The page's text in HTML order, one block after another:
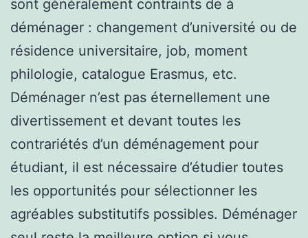
sont généralement contraints de à
déménager : changement d’université ou de
résidence universitaire, job, moment
philologie, catalogue Erasmus, etc.
Déménager n’est pas éternellement une
divertissement et devant toutes les
contrariétés d’un déménagement pour
étudiant, il est nécessaire d’étudier toutes
les opportunités pour sélectionner les
agréables substitutifs possibles. Déménager